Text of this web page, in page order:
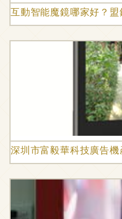
互動智能魔鏡哪家好？
深圳市富毅華科技廣告機